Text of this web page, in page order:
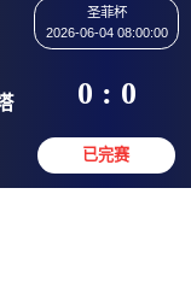
2026-06-04
0 :